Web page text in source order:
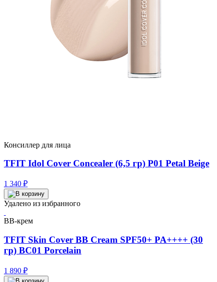
Консиллер для лица
TFIT Idol Cover Concealer (6,5 гр) P01 Petal Beige
1 340 ₽
Удалено из избранного
BB-крем
TFIT Skin Cover BB Cream SPF50+ PA++++ (30
гр) BC01 Porcelain
1 890 ₽